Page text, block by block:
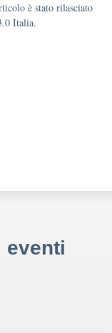
è stato rilasciato
Italia.
eventi